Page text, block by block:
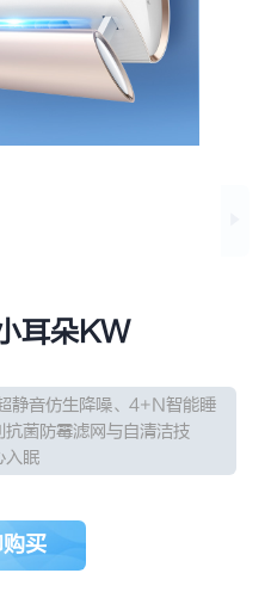
耳朵KW
静音仿生降噪、4+N智能睡
菌防霉滤网与自清洁技
入眠
买